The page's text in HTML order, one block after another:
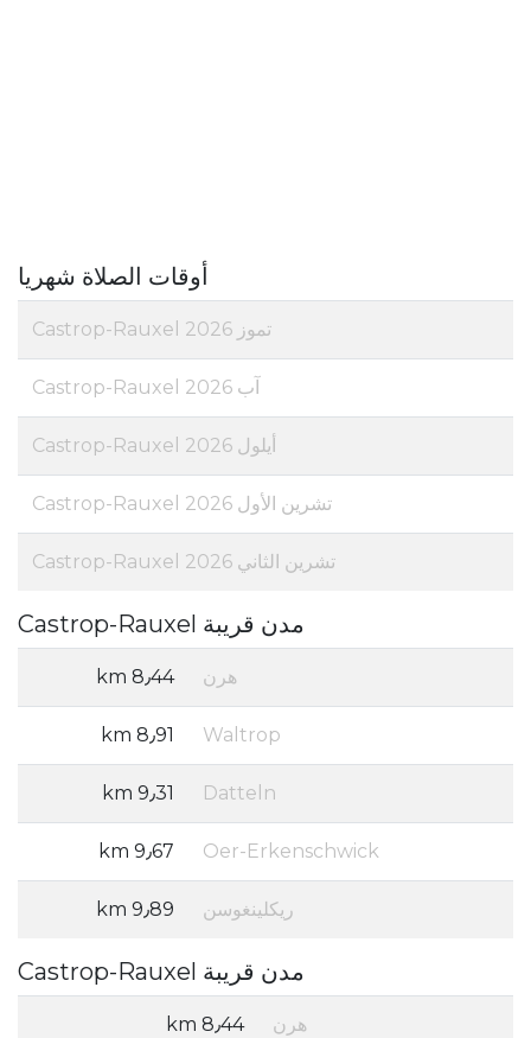
أوقات الصلاة شهريا
تموز 2026 Castrop-Rauxel
آب 2026 Castrop-Rauxel
أيلول 2026 Castrop-Rauxel
تشرين الأول 2026 Castrop-Rauxel
تشرين الثاني 2026 Castrop-Rauxel
مدن قريبة Castrop-Rauxel
هرن 8٫44 km
Waltrop 8٫91 km
Datteln 9٫31 km
Oer-Erkenschwick 9٫67 km
ريكلينغوسن 9٫89 km
مدن قريبة Castrop-Rauxel
هرن 8٫44 km